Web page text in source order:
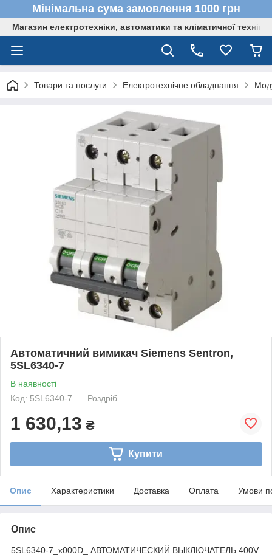
Мінімальна сума замовлення 1000 грн
Магазин електротехніки, автоматики та кліматичної техніки
Товари та послуги Електротехнічне обладнання
Автоматичний вимикач Siemens Sentron,
5SL6340-7
В наявності
Код: 5SL6340-7
Роздріб
1 630,13 ₴
Купити
Опис Характеристики Доставка Оплата Умови
Опис
5SL6340-7_x000D_ АВТОМАТИЧЕСКИЙ ВЫКЛЮЧАТЕЛЬ 400V